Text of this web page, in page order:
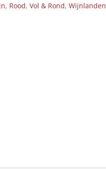
, Rood,Vol & Rond,Wijnlanden